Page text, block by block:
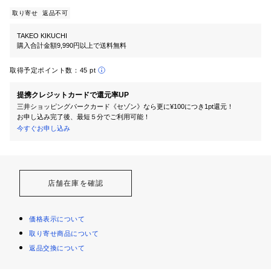
取り寄せ 返品不可
TAKEO KIKUCHI
購入合計金額9,990円以上で送料無料
取得予定ポイント数： 45 pt
提携クレジットカードで還元率UP
三井ショッピングパークカード《セゾン》なら更に¥100につき1pt還元！
お申し込み完了後、最短５分でご利用可能！
今すぐお申し込み
店舗在庫を確認
価格表示について
取り寄せ商品について
返品交換について